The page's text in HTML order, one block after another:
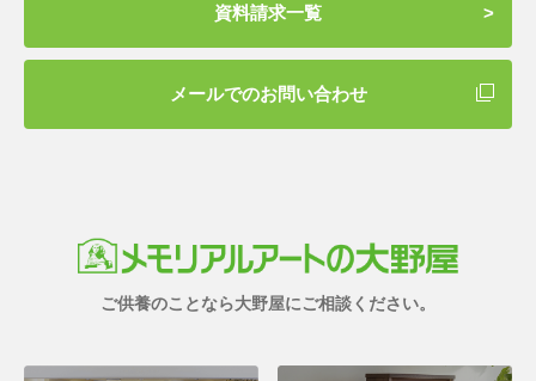
資料請求一覧
メールでのお問い合わせ
ご供養のことなら大野屋にご相談ください。